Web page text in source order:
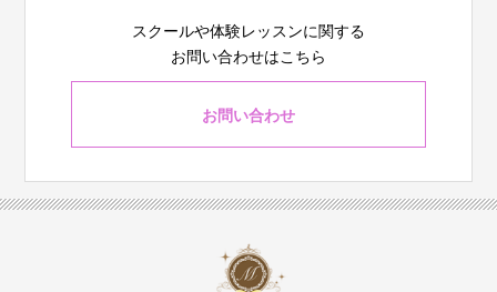
スクールや体験レッスンに関する
お問い合わせはこちら
お問い合わせ